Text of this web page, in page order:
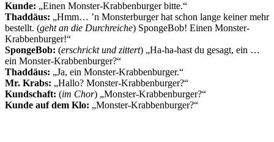
Kunde: „Einen Monster-Krabbenburger bitte.“
Thaddäus: „Hmm… ’n Monsterburger hat schon lange keiner mehr
bestellt. (geht an die Durchreiche) SpongeBob! Einen Monster-
Krabbenburger!“
SpongeBob: (erschrickt und zittert) „Ha-ha-hast du gesagt, ein …
ein Monster-Krabbenburger?“
Thaddäus: „Ja, ein Monster-Krabbenburger.“
Mr. Krabs: „Hallo? Monster-Krabbenburger?“
Kundschaft: (im Chor) „Monster-Krabbenburger?“
Kunde auf dem Klo: „Monster-Krabbenburger?“